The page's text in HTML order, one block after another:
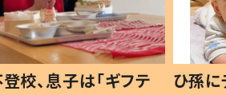
校、息子は「ギフテ
ひ孫